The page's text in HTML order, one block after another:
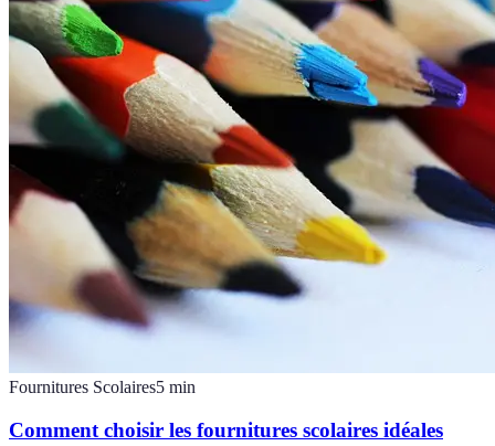
Fournitures Scolaires5 min
Comment choisir les fournitures scolaires idéales